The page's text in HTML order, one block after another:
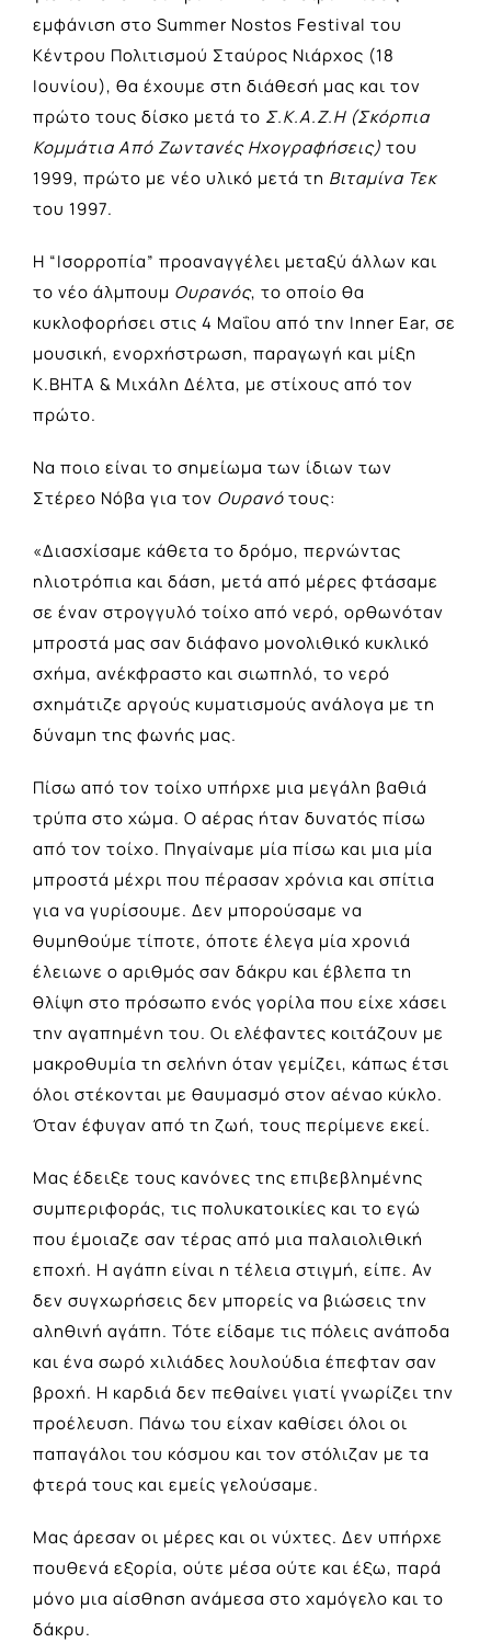
εμφάνιση στο Summer Nostos Festival του
Κέντρου Πολιτισμού Σταύρος Νιάρχος (18
Ιουνίου), θα έχουμε στη διάθεσή μας και τον
πρώτο τους δίσκο μετά το Σ.Κ.Α.Ζ.H (Σκόρπια
Κομμάτια Από Ζωντανές Ηχογραφήσεις) του
1999, πρώτο με νέο υλικό μετά τη Βιταμίνα Τεκ
του 1997.
Η “Ισορροπία” προαναγγέλει μεταξύ άλλων και
το νέο άλμπουμ Ουρανός, το οποίο θα
κυκλοφορήσει στις 4 Μαΐου από την Inner Ear, σε
μουσική, ενορχήστρωση, παραγωγή και μίξη
Κ.ΒΗΤΑ & Μιχάλη Δέλτα, με στίχους από τον
πρώτο.
Να ποιο είναι το σημείωμα των ίδιων των
Στέρεο Νόβα για τον Ουρανότους:
«Διασχίσαμε κάθετα το δρόμο, περνώντας
ηλιοτρόπια και δάση, μετά από μέρες φτάσαμε
σε έναν στρογγυλό τοίχο από νερό, ορθωνόταν
μπροστά μας σαν διάφανο μονολιθικό κυκλικό
σχήμα, ανέκφραστο και σιωπηλό, το νερό
σχημάτιζε αργούς κυματισμούς ανάλογα με τη
δύναμη της φωνής μας.
Πίσω από τον τοίχο υπήρχε μια μεγάλη βαθιά
τρύπα στο χώμα. Ο αέρας ήταν δυνατός πίσω
από τον τοίχο. Πηγαίναμε μία πίσω και μια μία
μπροστά μέχρι που πέρασαν χρόνια και σπίτια
για να γυρίσουμε. Δεν μπορούσαμε να
θυμηθούμε τίποτε, όποτε έλεγα μία χρονιά
έλειωνε ο αριθμός σαν δάκρυ και έβλεπα τη
θλίψη στο πρόσωπο ενός γορίλα που είχε χάσει
την αγαπημένη του. Οι ελέφαντες κοιτάζουν με
μακροθυμία τη σελήνη όταν γεμίζει, κάπως έτσι
όλοι στέκονται με θαυμασμό στον αέναο κύκλο.
Όταν έφυγαν από τη ζωή, τους περίμενε εκεί.
Μας έδειξε τους κανόνες της επιβεβλημένης
συμπεριφοράς, τις πολυκατοικίες και το εγώ
που έμοιαζε σαν τέρας από μια παλαιολιθική
εποχή. Η αγάπη είναι η τέλεια στιγμή, είπε. Αν
δεν συγχωρήσεις δεν μπορείς να βιώσεις την
αληθινή αγάπη. Τότε είδαμε τις πόλεις ανάποδα
και ένα σωρό χιλιάδες λουλούδια έπεφταν σαν
βροχή. Η καρδιά δεν πεθαίνει γιατί γνωρίζει την
προέλευση. Πάνω του είχαν καθίσει όλοι οι
παπαγάλοι του κόσμου και τον στόλιζαν με τα
φτερά τους και εμείς γελούσαμε.
Μας άρεσαν οι μέρες και οι νύχτες. Δεν υπήρχε
πουθενά εξορία, ούτε μέσα ούτε και έξω, παρά
μόνο μια αίσθηση ανάμεσα στο χαμόγελο και το
δάκρυ.